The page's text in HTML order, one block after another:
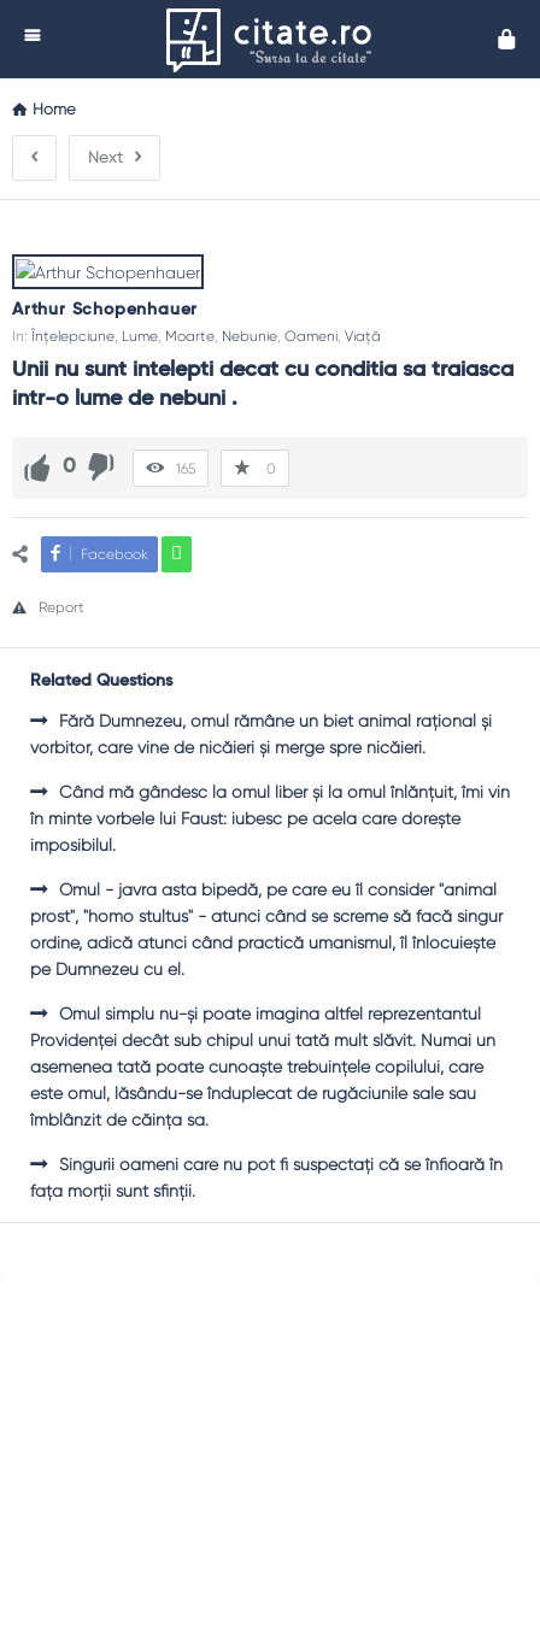
Home
Next
Arthur Schopenhauer
In: Înțelepciune Lume Moarte Nebunie Oameni Viață
Unii nu sunt intelepti decat cu conditia sa traiasca
intr-o lume de nebuni .
0 165 0
Facebook
Report
Related Questions
Fără Dumnezeu, omul rămâne un biet animal raţional şi
vorbitor, care vine de nicăieri şi merge spre nicăieri.
Când mă gândesc la omul liber şi la omul înlănţuit, îmi vin
în minte vorbele lui Faust: iubesc pe acela care doreşte
imposibilul.
Omul - javra asta bipedă, pe care eu îl consider "animal
prost", "homo stultus" - atunci când se screme să facă singur
ordine, adică atunci când practică umanismul, îl înlocuieşte
pe Dumnezeu cu el.
Omul simplu nu-şi poate imagina altfel reprezentantul
Providenţei decât sub chipul unui tată mult slăvit. Numai un
asemenea tată poate cunoaşte trebuinţele copilului, care
este omul, lăsându-se înduplecat de rugăciunile sale sau
îmblânzit de căinţa sa.
Singurii oameni care nu pot fi suspectaţi că se înfioară în
faţa morţii sunt sfinţii.